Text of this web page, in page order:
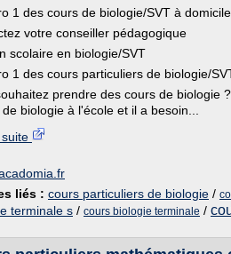
1 des cours de biologie/SVT à
votre conseiller pédagogique
scolaire en biologie/SVT
1 des cours particuliers de biologie/
prendre des cours de biologie
biologie à l'école et il a besoin...
liés : cours particuliers de biologie /
terminale s / cours biologie terminale /